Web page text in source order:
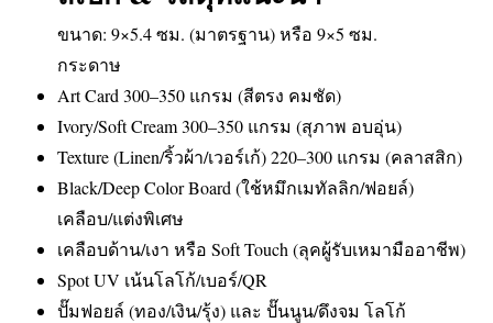
ขนาด: 9×5.4 ซม. (มาตรฐาน) หรือ 9×5 ซม.
กระดาษ
Art Card 300–350 แกรม (สีตรง คมชัด)
Ivory/Soft Cream 300–350 แกรม (สุภาพ อบอุ่น)
Texture (Linen/ริ้วผ้า/เวอร์เก้) 220–300 แกรม (คลาสสิก)
Black/Deep Color Board (ใช้หมึกเมทัลลิก/ฟอยล์)
เคลือบ/แต่งพิเศษ
เคลือบด้าน/เงา หรือ Soft Touch (ลุคผู้รับเหมามืออาชีพ)
Spot UV เน้นโลโก้/เบอร์/QR
ปั๊มฟอยล์ (ทอง/เงิน/รุ้ง) และ ปั๊นนูน/ดึงจม โลโก้